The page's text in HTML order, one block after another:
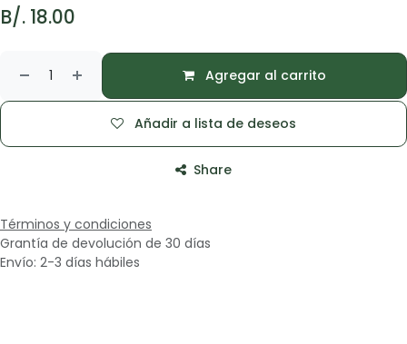
B/. 18.00
Agregar al carrito
Añadir a lista de deseos
Share
Términos y condiciones
Grantía de devolución de 30 días
Envío: 2-3 días hábiles